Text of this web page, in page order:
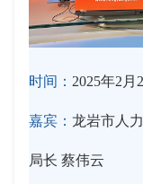
时间： 2025年2月
嘉宾： 龙岩市人
局长 蔡伟云